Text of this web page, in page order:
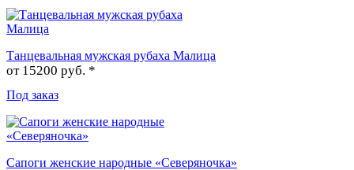
Танцевальная мужская рубаха Малица
от 15200 руб. *
Под заказ
Сапоги женские народные «Северяночка»